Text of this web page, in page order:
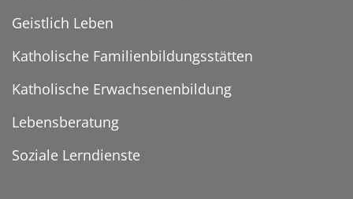
Geistlich Leben
Katholische Familienbildungsstätten
Katholische Erwachsenenbildung
Lebensberatung
Soziale Lerndienste